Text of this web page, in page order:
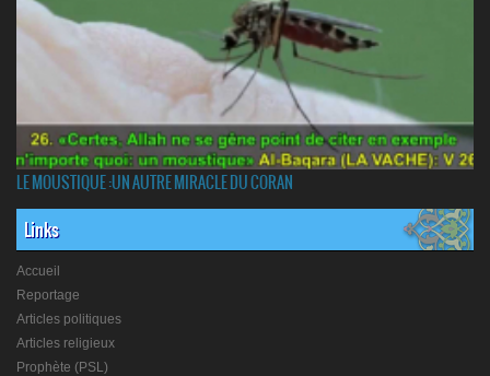
LE MOUSTIQUE :UN AUTRE MIRACLE DU CORAN
Links
Accueil
Reportage
Articles politiques
Articles religieux
Prophète (PSL)